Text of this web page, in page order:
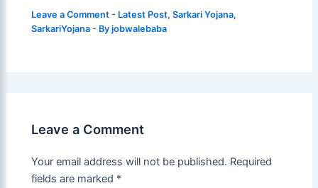
Leave a Comment - Latest Post,Sarkari Yojana,
SarkariYojana - Byjobwalebaba
Leave a Comment
Your email address will not be published. Required
fields are marked *